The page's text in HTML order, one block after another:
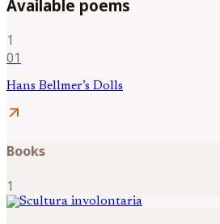
Available poems
1
01
Hans Bellmer’s Dolls
arrow_outward
Books
1